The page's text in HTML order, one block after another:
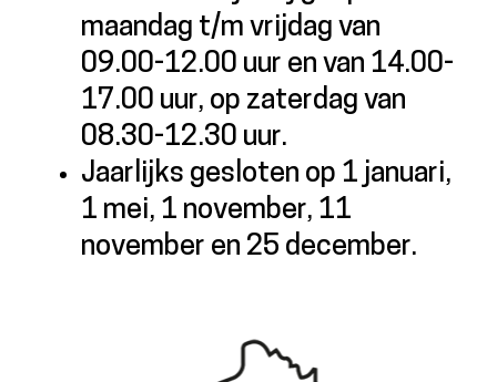
maandag t/m vrijdag van
09.00-12.00 uur en van 14.00-
17.00 uur, op zaterdag van
08.30-12.30 uur.
Jaarlijks gesloten op 1 januari,
1 mei, 1 november, 11
november en 25 december.